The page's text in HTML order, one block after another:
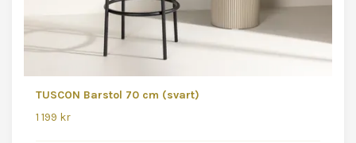
TUSCON Barstol 70 cm (svart)
1 199 kr